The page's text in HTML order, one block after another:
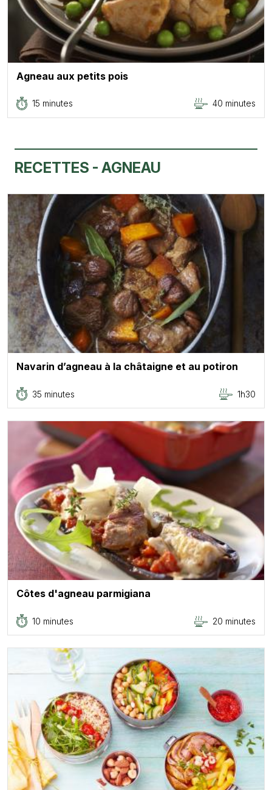
Agneau aux petits pois
15 minutes 40 minutes
RECETTES - AGNEAU
Navarin d’agneau à la châtaigne et au potiron
35 minutes 1h30
Côtes d'agneau parmigiana
10 minutes 20 minutes